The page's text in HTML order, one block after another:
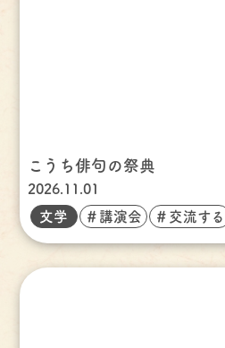
こうち俳句の祭典
2026.11.01
文学 ＃講演会 ＃交流する